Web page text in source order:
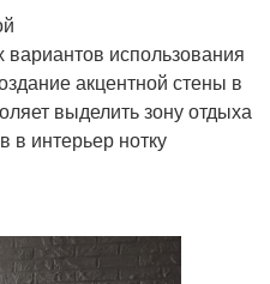
использования
акцентной стены в
выделить зону отдыха
в интерьер нотку